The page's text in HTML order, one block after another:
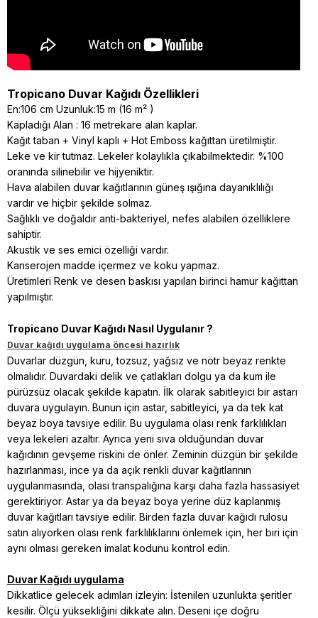
Tropicano Duvar Kağıdı Özellikleri
En:106 cm Uzunluk:15 m (16 m² )
Kapladığı Alan : 16 metrekare alan kaplar.
Kağıt taban + Vinyl kaplı + Hot Emboss kağıttan üretilmiştir.
Leke ve kir tutmaz. Lekeler kolaylıkla çıkabilmektedir. %100
oranında silinebilir ve hijyeniktir.
Hava alabilen duvar kağıtlarının güneş ışığına dayanıklılığı
vardır ve hiçbir şekilde solmaz.
Sağlıklı ve doğaldır anti-bakteriyel, nefes alabilen özelliklere
sahiptir.
Akustik ve ses emici özelliği vardır.
Kanserojen madde içermez ve koku yapmaz.
Üretimleri Renk ve desen baskısı yapılan birinci hamur kağıttan
yapılmıştır.
Tropicano Duvar Kağıdı Nasıl Uygulanır ?
Duvar kağıdı uygulama öncesi hazırlık
Duvarlar düzgün, kuru, tozsuz, yağsız ve nötr beyaz renkte
olmalıdır. Duvardaki delik ve çatlakları dolgu ya da kum ile
pürüzsüz olacak şekilde kapatın. İlk olarak sabitleyici bir astarı
duvara uygulayın. Bunun için astar, sabitleyici, ya da tek kat
beyaz boya tavsiye edilir. Bu uygulama olası renk farklılıkları
veya lekeleri azaltır. Ayrıca yeni sıva olduğundan duvar
kağıdının gevşeme riskini de önler. Zeminin düzgün bir şekilde
hazırlanması, ince ya da açık renkli duvar kağıtlarının
uygulanmasında, olası transpalığına karşı daha fazla hassasiyet
gerektiriyor. Astar ya da beyaz boya yerine düz kaplanmış
duvar kağıtları tavsiye edilir. Birden fazla duvar kağıdı rulosu
satın alıyorken olası renk farklılıklarını önlemek için, her biri için
aynı olması gereken imalat kodunu kontrol edin.
Duvar Kağıdı uygulama
Dikkatlice gelecek adımları izleyin: İstenilen uzunlukta şeritler
kesilir. Ölçü yüksekliğini dikkate alın. Deseni içe doğru